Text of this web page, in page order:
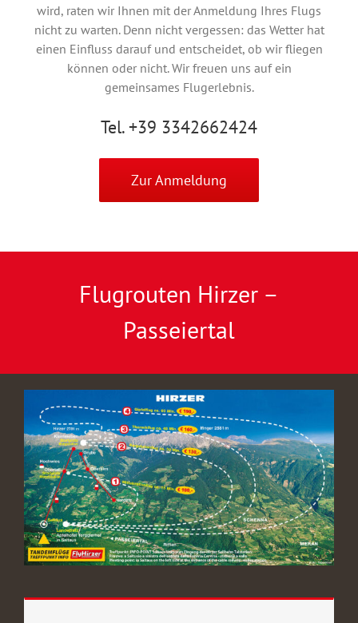
wird, raten wir Ihnen mit der Anmeldung Ihres Flugs
nicht zu warten. Denn nicht vergessen: das Wetter hat
einen Einfluss darauf und entscheidet, ob wir fliegen
können oder nicht. Wir freuen uns auf ein
gemeinsames Flugerlebnis.
Tel. +39 3342662424
Zur Anmeldung
Flugrouten Hirzer –
Passeiertal